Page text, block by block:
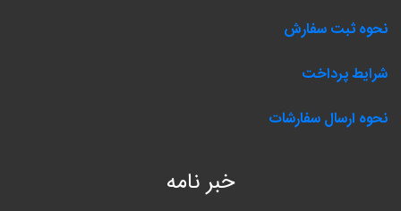
نحوه ثبت سفارش
شرایط پرداخت
نحوه ارسال سفارشات
خبر نامه